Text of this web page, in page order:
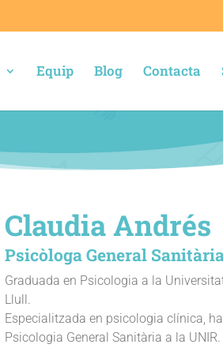
Equip Blog Contacta
Claudia Andrés
Psicòloga General
Graduada en Psicologia a la
Llull.
Especialitzada en psicologia clínica,
Psicologia General Sanitària a la UNIR.